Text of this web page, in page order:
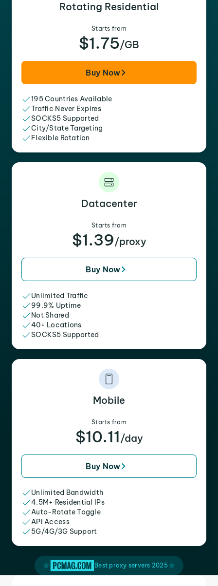
Rotating Residential
Starts from
$1.75/GB
Buy Now
195 Countries Available
Traffic Never Expires
SOCKS5 Supported
City/State Targeting
Flexible Rotation
Datacenter
Starts from
$1.39/proxy
Buy Now
Unlimited Traffic
99.9% Uptime
Not Shared
40+ Locations
SOCKS5 Supported
Mobile
Starts from
$10.11 /day
Buy Now
Unlimited Bandwidth
4.5M+ Residential IPs
Auto-Rotate Toggle
API Access
5G/4G/3G Support
Best proxy servers 2025